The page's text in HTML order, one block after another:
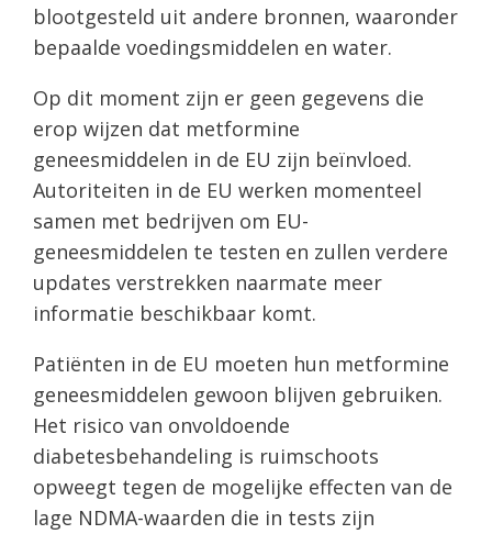
blootgesteld uit andere bronnen, waaronder
bepaalde voedingsmiddelen en water.
Op dit moment zijn er geen gegevens die
erop wijzen dat metformine
geneesmiddelen in de EU zijn beïnvloed.
Autoriteiten in de EU werken momenteel
samen met bedrijven om EU-
geneesmiddelen te testen en zullen verdere
updates verstrekken naarmate meer
informatie beschikbaar komt.
Patiënten in de EU moeten hun metformine
geneesmiddelen gewoon blijven gebruiken.
Het risico van onvoldoende
diabetesbehandeling is ruimschoots
opweegt tegen de mogelijke effecten van de
lage NDMA-waarden die in tests zijn